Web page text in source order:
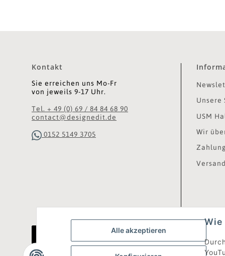
Alle akzeptieren
Wie
Kontakt
Sie erreichen uns Mo-Fr
von jeweils 9-17 Uhr.
Tel. + 49 (0) 69 / 84 84 68 90
contact@designedit.de
0152 5149 3705
Unsere
USM
Wir